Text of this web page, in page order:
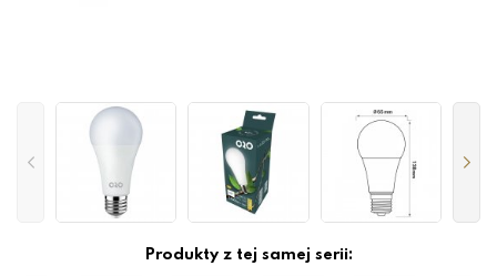
Produkty z tej samej serii: